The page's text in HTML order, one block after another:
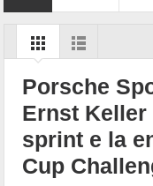
Porsche
Ernst
sprint e la
Cup